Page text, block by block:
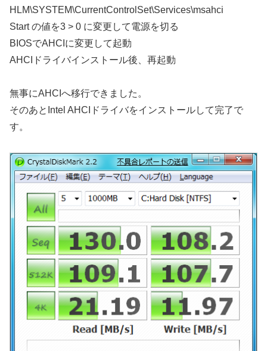
HLM\SYSTEM\CurrentControlSet\Services\msahci
Start の値を3 > 0 に変更して電源を切る
BIOSでAHCIに変更して起動
AHCIドライバインストール後、再起動
無事にAHCIへ移行できました。
そのあとIntel AHCIドライバをインストールして完了で
す。